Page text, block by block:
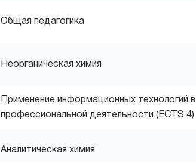
Общая педагогика
Неорганическая химия
Применение информационных технологий в
профессиональной деятельности (ECTS 4)
Аналитическая химия